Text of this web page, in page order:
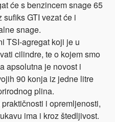
će s benzincem snage 65
GTI vezat će i
snage.
TSI-agregat koji je u
cilindre, te o kojem smo
apsolutna je novost i
90 konja iz jedne litre
plina.
i opremljenosti,
ima i kroz štedljivost.